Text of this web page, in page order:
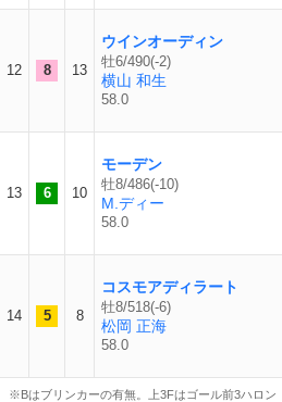
12 8 13
ウインオーディン
牡6/490(-2)
横山 和生
58.0
13 6 10
モーデン
牡8/486(-10)
M.ディー
58.0
14 5 8
コスモアディラート
牡8/518(-6)
松岡 正海
58.0
※Bはブリンカーの有無。上3Fはゴール前3ハロン